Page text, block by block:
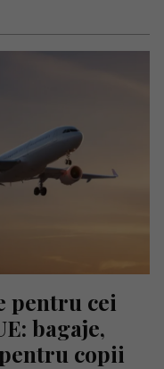
pentru cei
bagaje,
copii